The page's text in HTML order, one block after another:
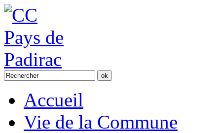
Accueil
Vie de la Commune